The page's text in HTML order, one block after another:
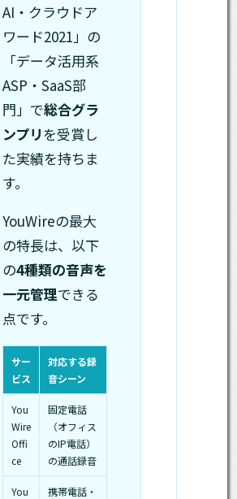
AI・クラウドア
ワード2021」の
「データ活用系
ASP・SaaS部
門」で総合グラ
ンプリを受賞し
た実績を持ちま
す。
YouWireの最大
の特長は、以下
の4種類の音声を
一元管理できる
点です。
サー
ビス
対応する録
音シーン
You
Wire
Offi
ce
固定電話
（オフィス
のIP電話）
の通話録音
You
携帯電話・